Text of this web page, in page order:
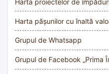
Harta proiectelor de
Harta pășunilor cu înaltă
Grupul de Whatsapp
Grupul de Facebook „Prima